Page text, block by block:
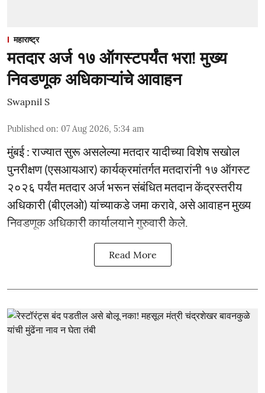
महाराष्ट्र
मतदार अर्ज १७ ऑगस्टपर्यंत भरा! मुख्य
निवडणूक अधिकाऱ्यांचे आवाहन
Swapnil S
Published on: 07 Aug 2026, 5:34 am
मुंबई : राज्यात सुरू असलेल्या मतदार यादीच्या विशेष सखोल
पुनरीक्षण (एसआयआर) कार्यक्रमांतर्गत मतदारांनी १७ ऑगस्ट
२०२६ पर्यंत मतदार अर्ज भरून संबंधित मतदान केंद्रस्तरीय
अधिकारी (बीएलओ) यांच्याकडे जमा करावे, असे आवाहन मुख्य
निवडणूक अधिकारी कार्यालयाने गुरुवारी केले.
Read More